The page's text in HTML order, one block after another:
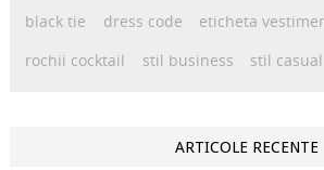
black tie dress code
eticheta
rochii cocktail
stil business stil casual
ARTICOLE RECENTE